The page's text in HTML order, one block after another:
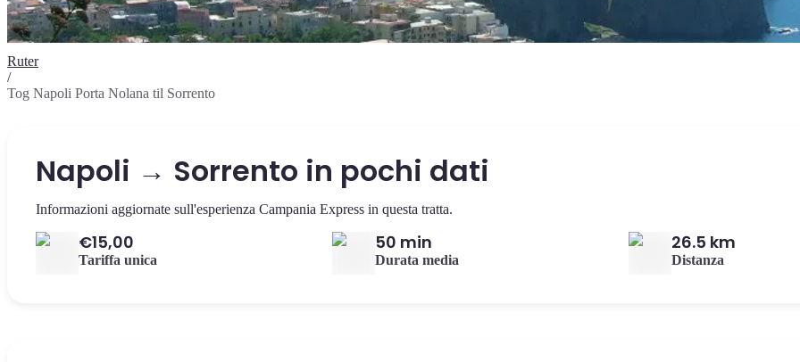
Ruter
/
Tog Napoli Porta Nolana til Sorrento
Napoli → Sorrento in pochi dati
Informazioni aggiornate sull'esperienza Campania Express in questa tratta.
€15,00
Tariffa unica
50 min
Durata media
26.5 km
Distanza